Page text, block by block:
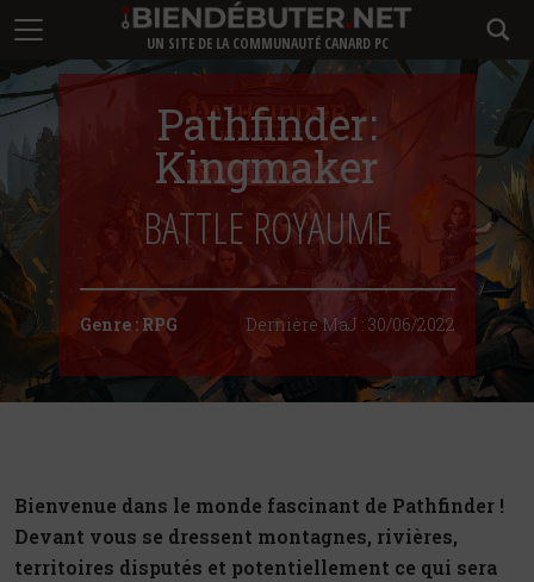
UN SITE DE LA COMMUNAUTÉ CANARD PC
Pathfinder:
Kingmaker
BATTLE ROYAUME
Genre : RPG Dernière MaJ : 30/06/2022
Bienvenue dans le monde fascinant de Pathfinder !
Devant vous se dressent montagnes, rivières,
territoires disputés et potentiellement ce qui sera